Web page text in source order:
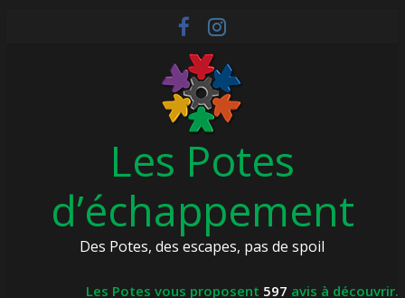
Les Potes
d’échappement
Des Potes, des escapes, pas de spoil
Les Potes vous proposent 597 avis à découvrir.